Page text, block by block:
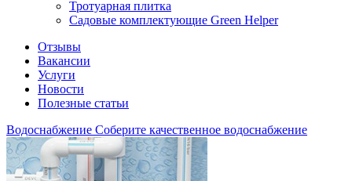
Тротуарная плитка
Садовые комплектующие Green Helper
Отзывы
Вакансии
Услуги
Новости
Полезные статьи
Водоснабжение Соберите качественное водоснабжение